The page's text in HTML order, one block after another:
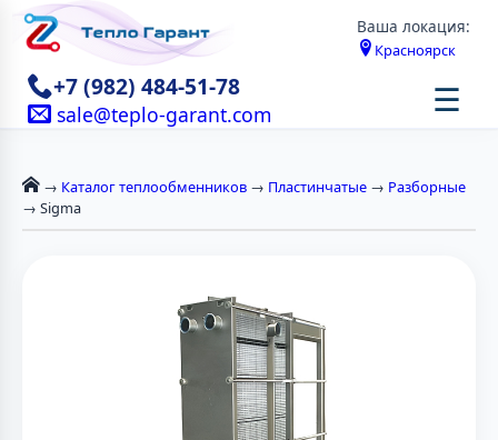
Ваша локация:
Красноярск
+7 (982) 484-51-78
sale@teplo-garant.com ☰
→ Каталог теплообменников → Пластинчатые → Разборные
→ Sigma